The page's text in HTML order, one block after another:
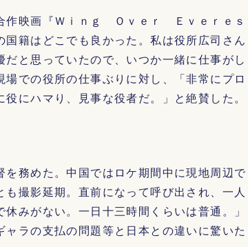
作映画『Ｗｉｎｇ Ｏｖｅｒ Ｅｖｅｒｅｓ
籍はどこでも良かった。私は役所広司さん
と思っていたので、いつか一緒に仕事がし
での役所の仕事ぶりに対し、「非常にプロ
にハマり、見事な役者だ。」と絶賛した。
務めた。中国ではロケ期間中に現地周辺で
撮影延期。直前になって呼び出され、一人
みがない。一日十三時間くらいは普通。」
ラの支払の問題等と日本との違いに驚いた